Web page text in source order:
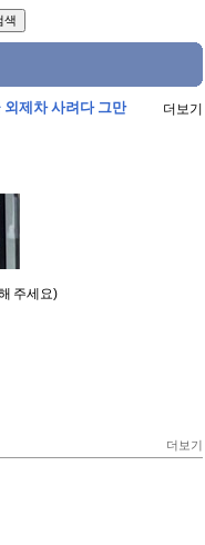
제차 사려다 그만 더보기
주세요)
더보기